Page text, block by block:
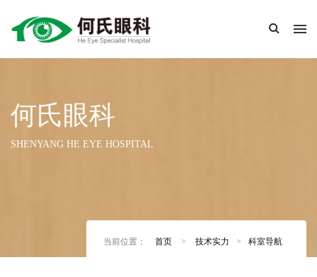
何氏眼科
SHENYANG HE EYE HOSPITAL
当前位置： 首页 > 技术实力 > 科室导航